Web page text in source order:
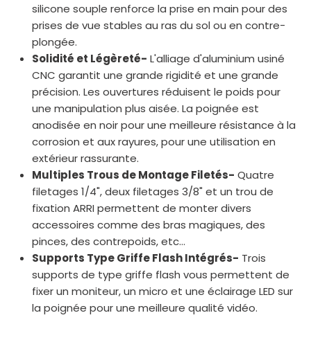
silicone souple renforce la prise en main pour des
prises de vue stables au ras du sol ou en contre-
plongée.
Solidité et Légèreté- L'alliage d'aluminium usiné
CNC garantit une grande rigidité et une grande
précision. Les ouvertures réduisent le poids pour
une manipulation plus aisée. La poignée est
anodisée en noir pour une meilleure résistance à la
corrosion et aux rayures, pour une utilisation en
extérieur rassurante.
Multiples Trous de Montage Filetés- Quatre
filetages 1/4", deux filetages 3/8" et un trou de
fixation ARRI permettent de monter divers
accessoires comme des bras magiques, des
pinces, des contrepoids, etc...
Supports Type Griffe Flash Intégrés- Trois
supports de type griffe flash vous permettent de
fixer un moniteur, un micro et une éclairage LED sur
la poignée pour une meilleure qualité vidéo.